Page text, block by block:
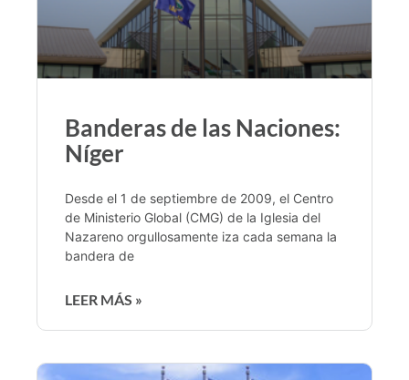
Banderas de las Naciones:
Níger
Desde el 1 de septiembre de 2009, el Centro
de Ministerio Global (CMG) de la Iglesia del
Nazareno orgullosamente iza cada semana la
bandera de
LEER MÁS »